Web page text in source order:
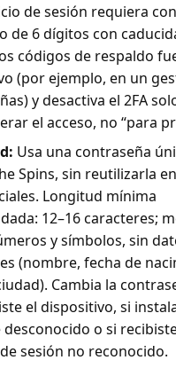
de sesión requiera
de 6 dígitos con
códigos de respaldo
(por ejemplo, en un
y desactiva el 2FA
el acceso, no “para
Usa una contraseña
Spins, sin reutilizarla
Longitud mínima
12–16 caracteres;
y símbolos, sin
(nombre, fecha de
Cambia la
el dispositivo, si
o si
sesión no reconocido.